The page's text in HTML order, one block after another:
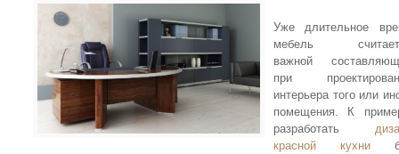
Уже длительное
мебель
важной
при
интерьера того или
помещения. К
разработать
красной кухни